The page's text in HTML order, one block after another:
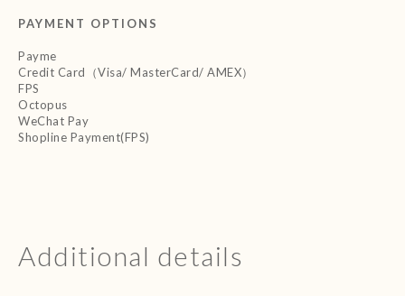
PAYMENT OPTIONS
Payme
Credit Card（Visa/ MasterCard/ AMEX）
FPS
Octopus
WeChat Pay
Shopline Payment(FPS)
Additional details